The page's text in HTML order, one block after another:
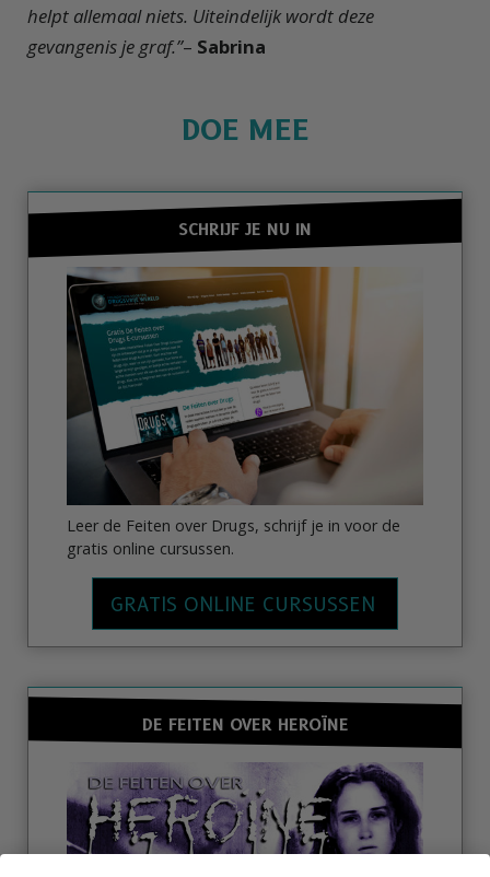
helpt allemaal niets. Uiteindelijk wordt deze
gevangenis je graf.”– Sabrina
DOE MEE
SCHRIJF JE NU IN
Leer de Feiten over Drugs, schrijf je in voor de
gratis online cursussen.
GRATIS ONLINE CURSUSSEN
DE FEITEN OVER HEROÏNE